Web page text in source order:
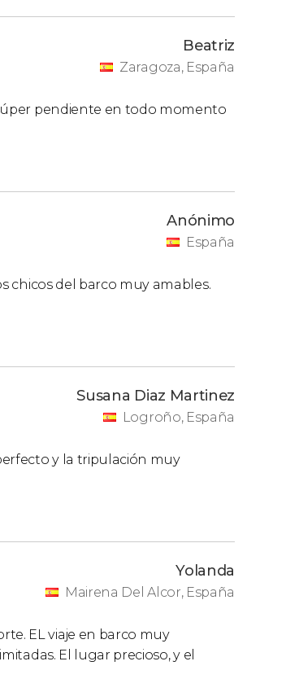
Beatriz
Zaragoza, España
pendiente en todo momento
Anónimo
España
chicos del barco muy amables.
Susana Diaz Martinez
Logroño, España
y la tripulación muy
Yolanda
Mairena Del Alcor, España
EL viaje en barco muy
El lugar precioso, y el